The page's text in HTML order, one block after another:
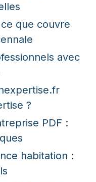
que couvre
avec
?
PDF :
habitation :